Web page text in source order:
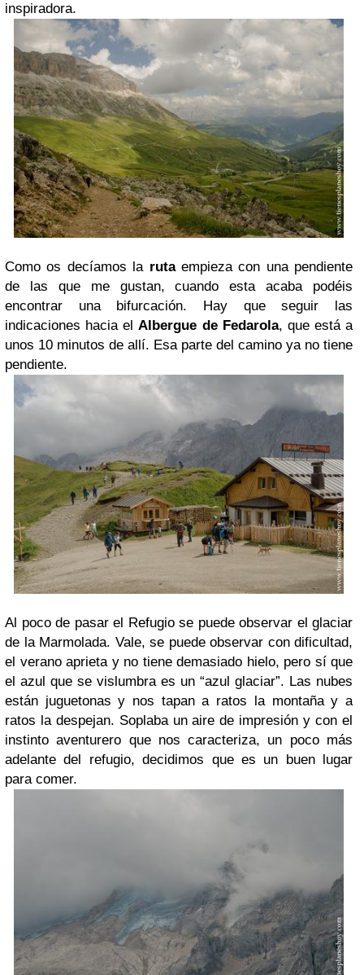
inspiradora.
Como os decíamos la rutaempieza con una pendiente
de las que me gustan, cuando esta acaba podéis
encontrar una bifurcación. Hay que seguir las
indicaciones hacia el Albergue de Fedarola, que está a
unos 10 minutos de allí. Esa parte del camino ya no tiene
pendiente.
Al poco de pasar el Refugio se puede observar el glaciar
de la Marmolada. Vale, se puede observar con dificultad,
el verano aprieta y no tiene demasiado hielo, pero sí que
el azul que se vislumbra es un “azul glaciar”. Las nubes
están juguetonas y nos tapan a ratos la montaña y a
ratos la despejan. Soplaba un aire de impresión y con el
instinto aventurero que nos caracteriza, un poco más
adelante del refugio, decidimos que es un buen lugar
para comer.